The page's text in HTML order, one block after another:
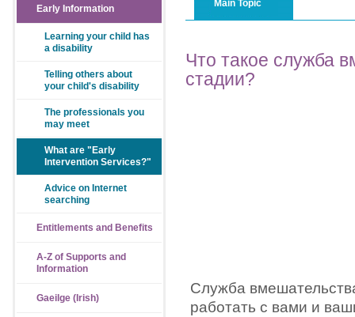
Main Topic
Что такое служба
стадии?
Служба
работать с вами и
Early Information
Learning your child has
a disability
Telling others about
your child's disability
The professionals you
may meet
What are "Early
Intervention Services?"
Advice on Internet
searching
Entitlements and Benefits
A-Z of Supports and
Information
Gaeilge (Irish)